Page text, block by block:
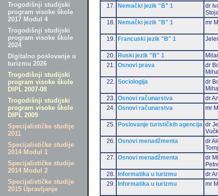
Trogodišnji studijski
program visoke škole
2017 Modul 4
Trogodišnji studijski
program visoke škole
2024
Digitalno poslovanje u
turizmu 2026
Trogodišnji studijski
program visoke škole
DIPL 2007-08
Trogodišnji studijski
program visoke škole
DIPL 2009
Specijalističke studije
2011
Specijalističke studije
2014 Modul 1
Specijalističke studije
2014 Modul 2
Specijalističke studije
2015 Upravljanje
17.
Nemački jezik "B" 1
dr
18.
Nemački jezik "B" 1 mr
19. Francuski jezik "B" 1
20. Ruski jezik "B" 1
21.
Osnovi prava
dr
22.
Sociologija
dr
23.
Osnovi računarstva
dr
24.
Osnovi računarstva mr
25. Poslovanje turističkih agencija dr
26.
Osnovi menadžmenta
dr
27.
Osnovi menadžmenta
dr
28.
Informatika u turizmu
dr
29.
Informatika u turizmu mr